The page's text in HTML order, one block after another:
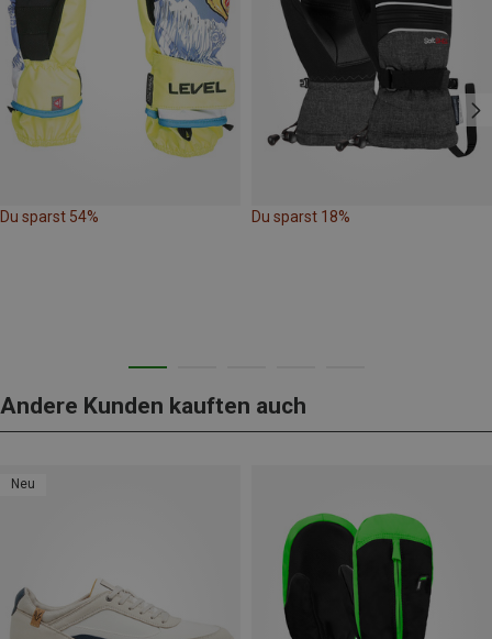
Du sparst 54% Du sparst 18%
Andere Kunden kauften auch
Neu